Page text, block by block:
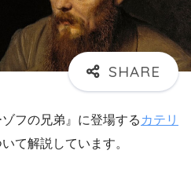
フの兄弟』に登場する カテリ
て解説しています。